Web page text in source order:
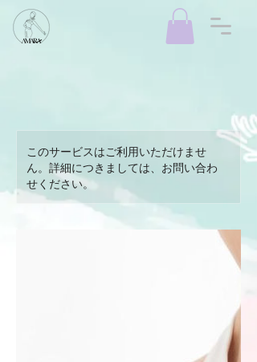
このサービスはご利用いただけませ
ん。詳細につきましては、お問い合わ
せください。